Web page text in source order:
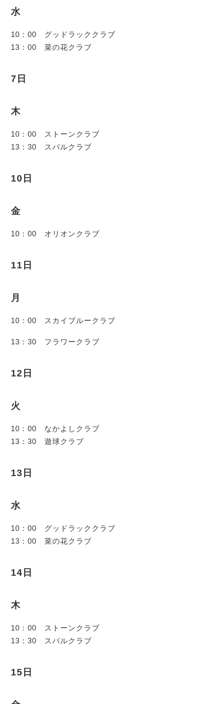
水
10：00 グッドラッククラブ
13：00 菜の花クラブ
7日
木
10：00 ストーンクラブ
13：30 スバルクラブ
10日
金
10：00 オリオンクラブ
11日
月
10：00 スカイブルークラブ
13：30 フラワークラブ
12日
火
10：00 なかよしクラブ
13：30 遊球クラブ
13日
水
10：00 グッドラッククラブ
13：00 菜の花クラブ
14日
木
10：00 ストーンクラブ
13：30 スバルクラブ
15日